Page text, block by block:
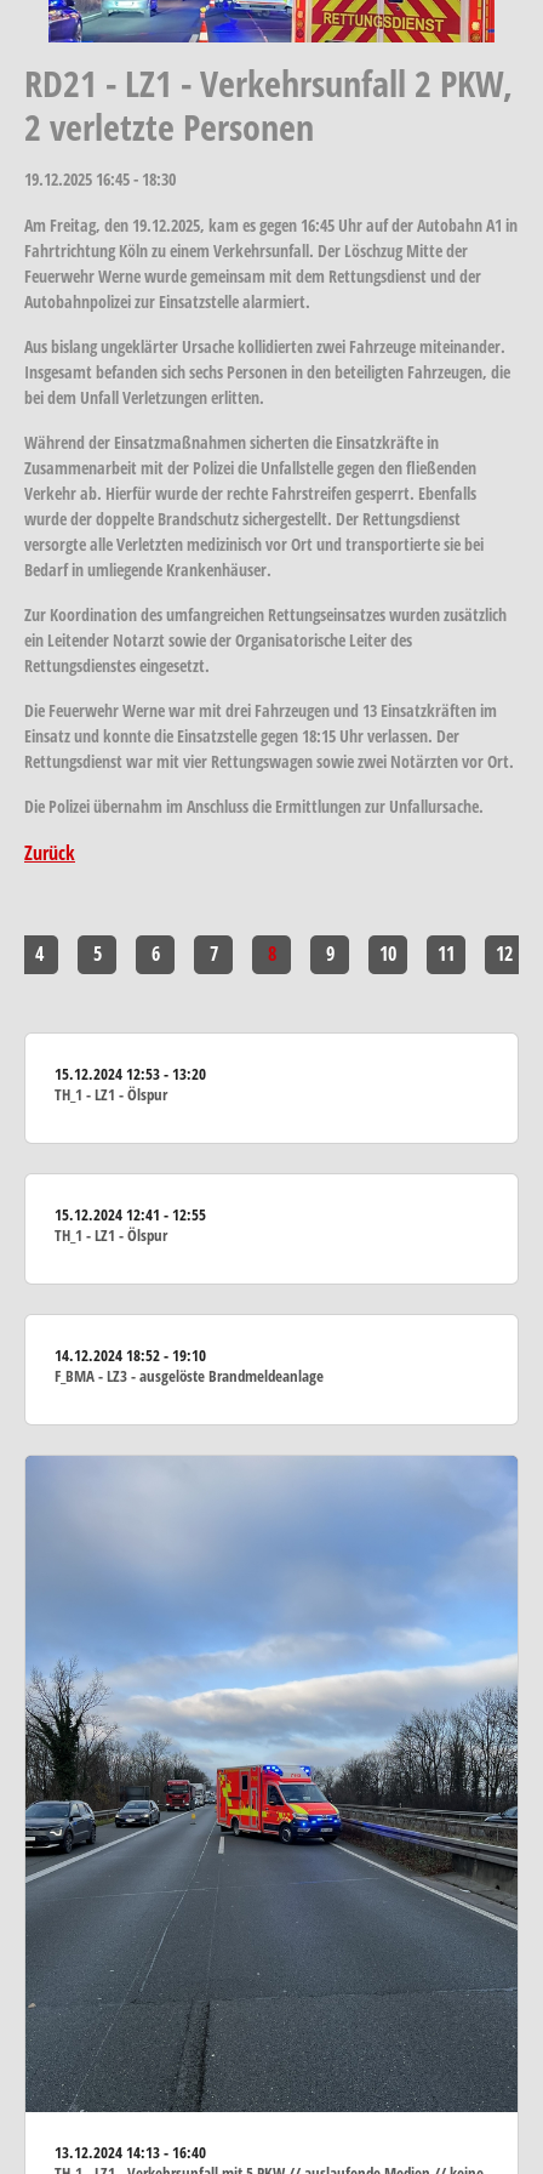
RD21 - LZ1 - Verkehrsunfall 2 PKW,
2 verletzte Personen
19.12.2025 16:45 - 18:30
Am Freitag, den 19.12.2025, kam es gegen 16:45 Uhr auf der Autobahn A1 in
Fahrtrichtung Köln zu einem Verkehrsunfall. Der Löschzug Mitte der
Feuerwehr Werne wurde gemeinsam mit dem Rettungsdienst und der
Autobahnpolizei zur Einsatzstelle alarmiert.
Aus bislang ungeklärter Ursache kollidierten zwei Fahrzeuge miteinander.
Insgesamt befanden sich sechs Personen in den beteiligten Fahrzeugen, die
bei dem Unfall Verletzungen erlitten.
Während der Einsatzmaßnahmen sicherten die Einsatzkräfte in
Zusammenarbeit mit der Polizei die Unfallstelle gegen den fließenden
Verkehr ab. Hierfür wurde der rechte Fahrstreifen gesperrt. Ebenfalls
wurde der doppelte Brandschutz sichergestellt. Der Rettungsdienst
versorgte alle Verletzten medizinisch vor Ort und transportierte sie bei
Bedarf in umliegende Krankenhäuser.
Zur Koordination des umfangreichen Rettungseinsatzes wurden zusätzlich
ein Leitender Notarzt sowie der Organisatorische Leiter des
Rettungsdienstes eingesetzt.
Die Feuerwehr Werne war mit drei Fahrzeugen und 13 Einsatzkräften im
Einsatz und konnte die Einsatzstelle gegen 18:15 Uhr verlassen. Der
Rettungsdienst war mit vier Rettungswagen sowie zwei Notärzten vor Ort.
Die Polizei übernahm im Anschluss die Ermittlungen zur Unfallursache.
Zurück
4 5 6 7 8 9 10 11 12
15.12.202412:53 - 13:20
TH_1 - LZ1 - Ölspur
15.12.202412:41 - 12:55
TH_1 - LZ1 - Ölspur
14.12.202418:52 - 19:10
F_BMA - LZ3 - ausgelöste Brandmeldeanlage
13.12.202414:13 - 16:40